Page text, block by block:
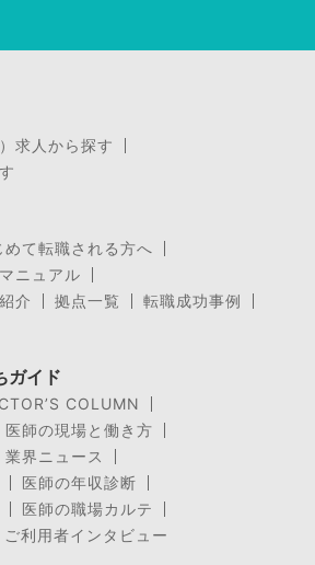
求人から探す
めて転職される方へ
ニュアル
介
拠点一覧
転職成功事例
ガイド
COLUMN
医師の現場と働き方
業界ニュース
医師の年収診断
医師の職場カルテ
利用者インタビュー